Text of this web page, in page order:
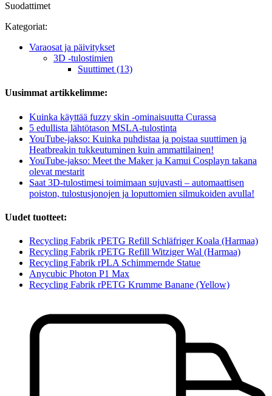
Suodattimet
Kategoriat:
Varaosat ja päivitykset
3D -tulostimien
Suuttimet (13)
Uusimmat artikkelimme:
Kuinka käyttää fuzzy skin -ominaisuutta Curassa
5 edullista lähtötason MSLA-tulostinta
YouTube-jakso: Kuinka puhdistaa ja poistaa suuttimen ja
Heatbreakin tukkeutuminen kuin ammattilainen!
YouTube-jakso: Meet the Maker ja Kamui Cosplayn takana
olevat mestarit
Saat 3D-tulostimesi toimimaan sujuvasti – automaattisen
poiston, tulostusjonojen ja loputtomien silmukoiden avulla!
Uudet tuotteet:
Recycling Fabrik rPETG Refill Schläfriger Koala (Harmaa)
Recycling Fabrik rPETG Refill Witziger Wal (Harmaa)
Recycling Fabrik rPLA Schimmernde Statue
Anycubic Photon P1 Max
Recycling Fabrik rPETG Krumme Banane (Yellow)